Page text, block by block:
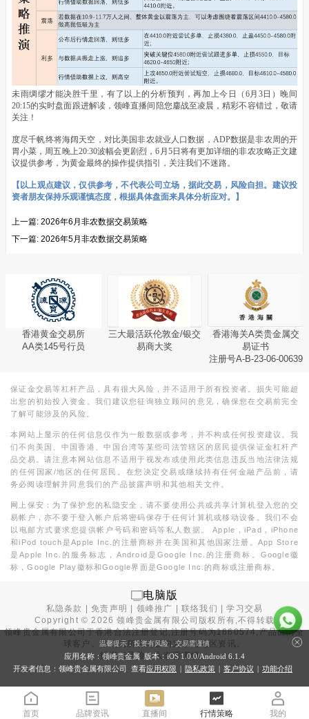
未雨绸缪才能决胜千里，有了以上的分析预判，再加上今日（6月3日）晚间
20:15的实时盘面跟进解读，领峰直播间陪您鏖战至凌晨，精彩不容错过，敬请
关注！
度尽千帆终将海阔天空，对比美国非农就业人口数据，ADP数据是非农周的开
胃小菜，周五晚上20:30波幅会更剧烈，6月5日将有更加详细的非农攻略正文建
议提供参考，为黄金最终的操作提供指引，关注我们不迷路。
【以上观点建议，仅供参考，不代表公司立场，据此交易，风险自担。建议投
资者朋友保持乐观谨慎态度，根据具体盘面来具体分析应对。】
上一篇: 2026年6月非农数据交易策略
下一篇: 2026年5月非农数据交易策略
香港黄金交易所
AA类145号行员
三大最活跃伦敦金/银交
易商大奖
香港海关A类贵金属交
易证书
注册号A-B-23-06-00639
保证金交易等杠杆产品，具有很大风险，并不适用于所有投资者。损失可能超
出您的初始投入资金。我们建议您征询独立顾问的意见，确保您在交易前完全
了解可能涉及的风险。
本网站上显示的任何信息仅作为一般数据或参考，并不构成任何投资建议。我
们不向美国、中国香港、中国台湾等某些司法管辖区的居民提供保证金杠杆产
品交易。请注意本网站信息不适用于视发布或使用此类信息违反当地法律法规
的任何国家/地区的任何居民。在您决定交易或继续持有任何金融产品前，请
务必阅读理解并同意我们的产品披露声明和其他相关文件。
网上保安：为了保护您的私隐安全，请不要使用公共或共享计算机登入您的交
易帐户，亦不要于登入帐户后将密码保存于任何计算机或移动设备。我们不会
以电邮方式要求您提供帐户号码和密码等私人数据。 Apple，iPad，iPhone
和iPod touch是Apple Inc.的注册商标并在美国和其他国家注册。App Store
是Apple Inc.的服务标志，Android是Google Inc.的注册商标。Google徽
标，Google Play徽标和Google界面是Google Inc.的商标或注册商标。
电脑版
私隐条款 |免责声明 | 领峰推广 |联络我们 |学习交易
Copyright © 2026 领峰贵金属有限公司版权所有,不得转载
领峰贵金属有限公司于香港合法注册登记,注册号码为1660574,产品面向全
球客户。本站内所有内容均为香港地区资讯。
投资有风险，入市需谨慎。
首页 品牌资讯 直播间 行情策略 我的
温馨提示：投资有风险，交易需谨慎
应用名称：领峰贵金属 版本：iOS 1.0.0/Android 6.1.4
开发者信息：领峰贵金属有限公司 查看应用权限 | 隐私政策 | 客户协议 | 功能介绍